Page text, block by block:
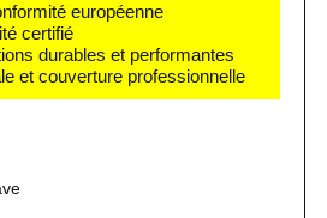
européenne
certifié
durables et performantes
et couverture professionnelle